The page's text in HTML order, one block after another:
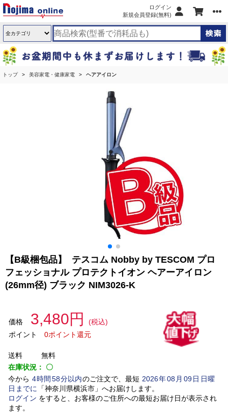
ログイン
新規会員登録(無料)
トップ 美容家電・健康家電 ヘアアイロン
【B級梱包品】 テスコム Nobby by TESCOM プロ
フェッショナル プロテクトイオン ヘアーアイロン
(26mm径) ブラック NIM3026-K
価格 3,480円
(税込)
ポイント
0ポイント還元
送料
無料
在庫状況： 〇
今から 4時間 58分以内のご注文で、最短 2026年08 月 09日日曜
日 までに 「神奈川県横浜市」 へお届けします。
ログイン をすると、お客様のご住所への最短お届け日が表示され
ます。